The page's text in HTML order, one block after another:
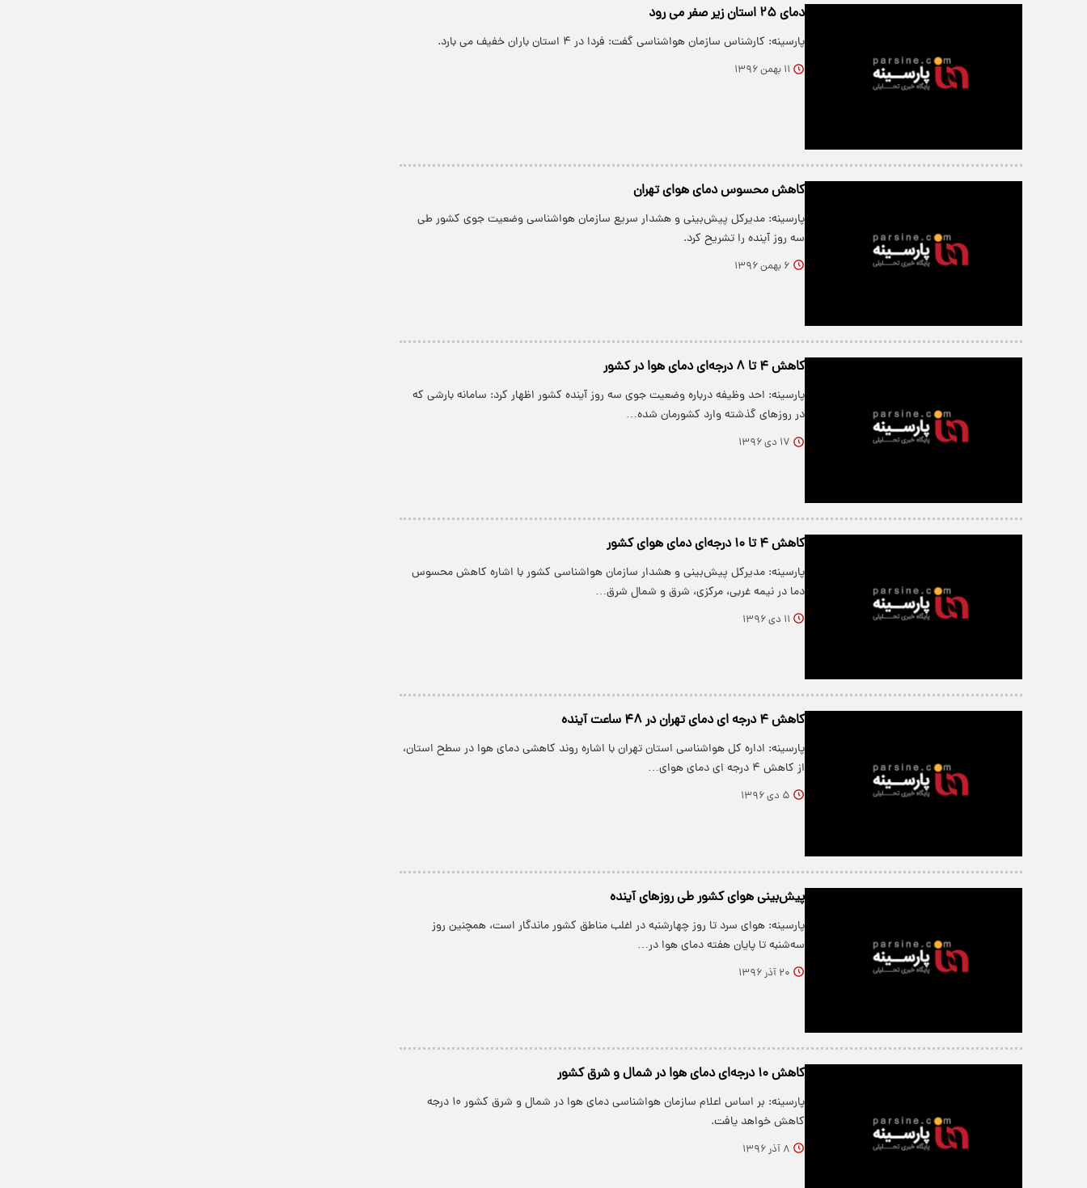
دمای ۲۵ استان زیر صفر می رود
پارسینه: کارشناس سازمان هواشناسی گفت: فردا در ۴ استان باران خفیف می بارد.
۱۱ بهمن ۱۳۹۶
کاهش محسوس دمای هوای تهران
پارسینه: مدیرکل پیش‌بینی و هشدار سریع سازمان هواشناسی وضعیت جوی کشور طی
سه روز آینده را تشریح کرد.
۶ بهمن ۱۳۹۶
کاهش ۴ تا ۸ درجه‌ای دمای هوا در کشور
پارسینه: احد وظیفه درباره وضعیت جوی سه روز آینده کشور اظهار کرد: سامانه بارشی که
در روزهای گذشته وارد کشورمان شده…
۱۷ دی ۱۳۹۶
کاهش ۴ تا ۱۰ درجه‌ای دمای هوای کشور
پارسینه: مدیرکل پیش‌بینی و هشدار سازمان هواشناسی کشور با اشاره کاهش محسوس
دما در نیمه غربی، مرکزی، شرق و شمال شرق…
۱۱ دی ۱۳۹۶
کاهش ۴ درجه ای دمای تهران در ۴۸ ساعت آینده
پارسینه: اداره کل هواشناسی استان تهران با اشاره روند کاهشی دمای هوا در سطح استان،
از کاهش ۴ درجه ای دمای هوای…
۵ دی ۱۳۹۶
پیش‌بینی هوای کشور طی روزهای آینده
پارسینه: هوای سرد تا روز چهارشنبه در اغلب مناطق کشور ماندگار است، همچنین روز
سه‌شنبه تا پایان هفته دمای هوا در…
۲۰ آذر ۱۳۹۶
کاهش ۱۰ درجه‌ای دمای هوا در شمال و شرق کشور
پارسینه: بر اساس اعلام سازمان هواشناسی دمای هوا در شمال و شرق کشور ۱۰ درجه
کاهش خواهد یافت.
۸ آذر ۱۳۹۶